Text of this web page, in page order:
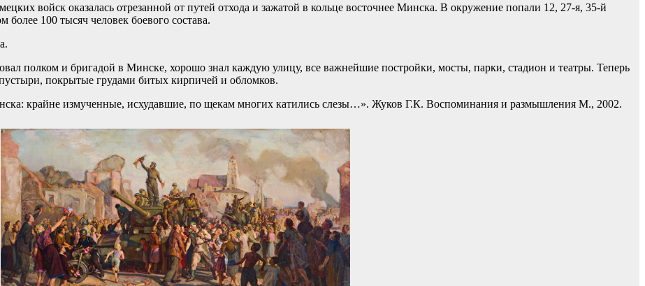
войск оказалась отрезанной от путей отхода и зажатой в кольце восточнее Минска. В окружение попали 12, 27-я, 35-й
100 тысяч человек боевого состава.
полком и бригадой в Минске, хорошо знал каждую улицу, все важнейшие постройки, мосты, парки, стадион и театры. Теперь
покрытые грудами битых кирпичей и обломков.
крайне измученные, исхудавшие, по щекам многих катились слезы…». Жуков Г.К. Воспоминания и размышления М., 2002.